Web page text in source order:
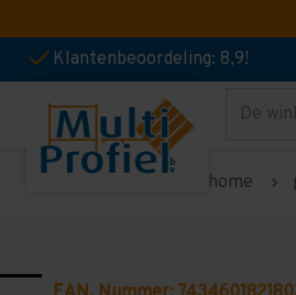
Klantenbeoordeling: 8,9!
Zoeken
home